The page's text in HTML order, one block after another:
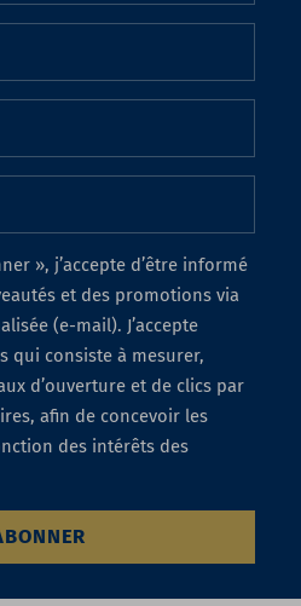
», j’accepte d’être informé
et des promotions via
(e-mail). J’accepte
qui consiste à mesurer,
d’ouverture et de clics par
afin de concevoir les
des intérêts des